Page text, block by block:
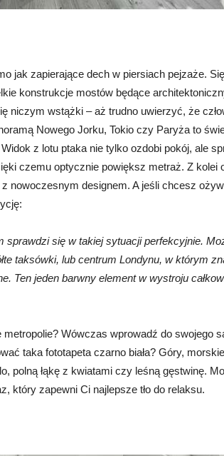
jak zapierające dech w piersiach pejzaże.
konstrukcje mostów będące
niczym wstążki – aż trudno uwierzyć, że
Nowego Jorku, Tokio czy Paryża to
z lotu ptaka nie tylko ozdobi pokój, ale
czemu optycznie powiększ metraż. Z kolei
nowoczesnym designem. A jeśli chcesz
sprawdzi się w takiej sytuacji perfekcyjnie.
taksówki, lub centrum Londynu, w którym
Ten jeden barwny element w wystroju
Wówczas wprowadź do swojego
taka fototapeta czarno biała? Góry,
polną łąkę z kwiatami czy leśną gęstwinę.
który zapewni Ci najlepsze tło do relaksu.